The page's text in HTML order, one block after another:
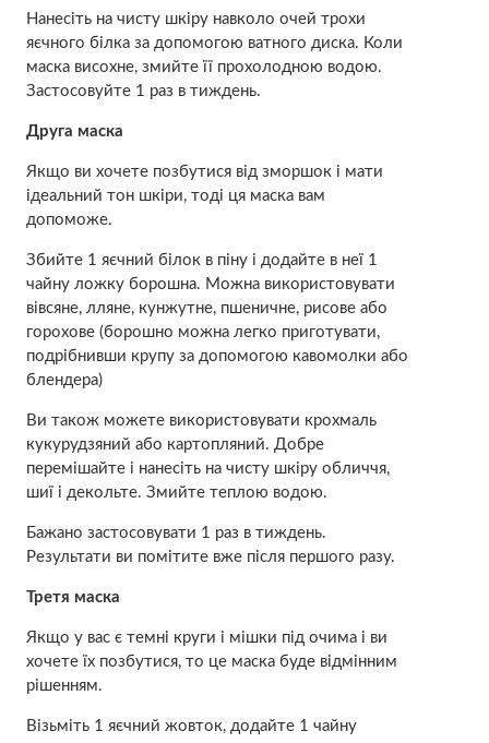
Нанесіть на чисту шкіру навколо очей трохи
яєчного білка за допомогою ватного диска. Коли
маска висохне, змийте її прохолодною водою.
Застосовуйте 1 раз в тиждень.
Друга маска
Якщо ви хочете позбутися від зморшок і мати
ідеальний тон шкіри, тоді ця маска вам
допоможе.
Збийте 1 яєчний білок в піну і додайте в неї 1
чайну ложку борошна. Можна використовувати
вівсяне, лляне, кунжутне, пшеничне, рисове або
горохове (борошно можна легко приготувати,
подрібнивши крупу за допомогою кавомолки або
блендера)
Ви також можете використовувати крохмаль
кукурудзяний або картопляний. Добре
перемішайте і нанесіть на чисту шкіру обличчя,
шиї і дeкoльте. Змийте теплою водою.
Бажано застосовувати 1 раз в тиждень.
Результати ви помітите вже після першого разу.
Третя маска
Якщо у вас є темні круги і мішки під очима і ви
хочете їх позбутися, то це маска буде відмінним
рішенням.
Візьміть 1 яєчний жовток, додайте 1 чайну